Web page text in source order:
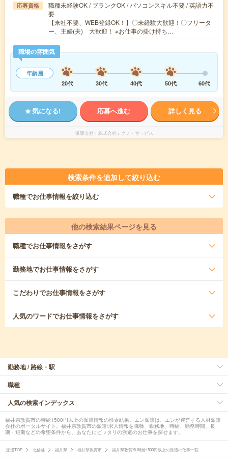
応募資格
職種未経験OK / ブランクOK / パソコンスキル不要 / 英語力不
要
【来社不要、WEB登録OK！】〇未経験大歓迎！〇フリータ
ー、主婦(夫) 大歓迎！ ※お仕事の掛け持ち…
職場の雰囲気
年齢層
20代
30代 40代 50代 60代
気になる! 応募へ進む 詳しく見る
派遣会社 株式会社テクノ・サービス
検索条件を追加して絞り込む
職種でお仕事情報を絞り込む
他の検索結果ページを見る
職種でお仕事情報をさがす
勤務地でお仕事情報をさがす
こだわりでお仕事情報をさがす
人気のワードでお仕事情報をさがす
勤務地 / 路線・駅
職種
人気の検索インデックス
福井県敦賀市の時給1500円以上の派遣情報の検索結果。エン派遣は、エンが運営する人材派遣
会社のポータルサイト。福井県敦賀市の派遣/求人情報を職種、勤務地、時給、勤務時間、長
期・短期などの希望条件から、あなたにピッタリの派遣のお仕事を探せます。
派遣TOP 北信越 福井県 福井県敦賀市 福井県敦賀市 時給1500円以上の派遣の仕事一覧